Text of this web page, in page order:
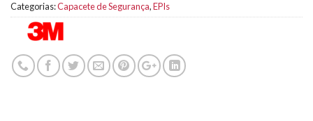
Categorias:Capacete de Segurança,EPIs